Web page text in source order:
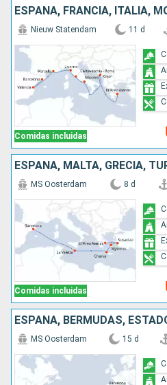
Comidas incluidas
Nieuw Statendam 11 d
ESPAÑA, MALTA, GRECIA,
Comidas incluidas
MS Oosterdam 8 d
MS Oosterdam 15 d